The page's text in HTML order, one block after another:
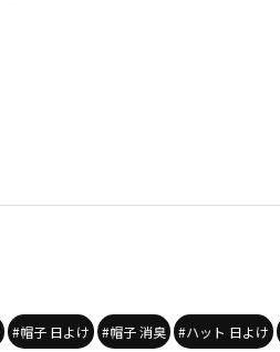
#帽子 日よけ #帽子 消臭 #ハット 日よけ